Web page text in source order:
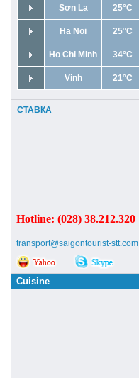
Sơn La 25°C
Ha Noi 25°C
Ho Chi Minh 34°C
Vinh 21°C
СТАВКА
Hotline: (028) 38.212.320
transport@saigontourist-stt.com
Cuisine